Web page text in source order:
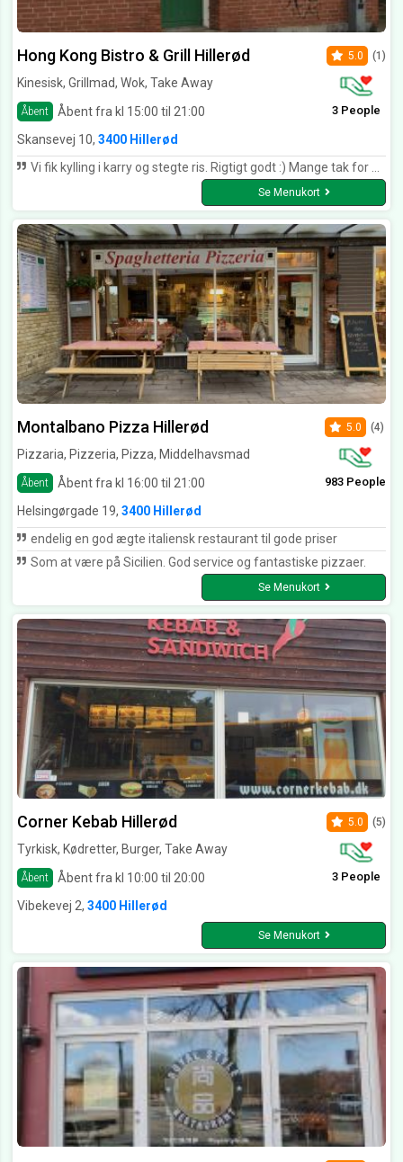
Hong Kong Bistro & Grill Hillerød
Kinesisk, Grillmad, Wok, Take Away
Åbent Åbent fra kl 15:00 til 21:00
5.0 (1)
3 People
Skansevej 10, 3400 Hillerød
Vi fik kylling i karry og stegte ris. Rigtigt godt :) Mange tak for mad.
Se Menukort
Montalbano Pizza Hillerød
Pizzaria, Pizzeria, Pizza, Middelhavsmad
Åbent Åbent fra kl 16:00 til 21:00
5.0 (4)
983 People
Helsingørgade 19, 3400 Hillerød
endelig en god ægte italiensk restaurant til gode priser
Som at være på Sicilien. God service og fantastiske pizzaer.
Se Menukort
Corner Kebab Hillerød
Tyrkisk, Kødretter, Burger, Take Away
Åbent Åbent fra kl 10:00 til 20:00
5.0 (5)
3 People
Vibekevej 2, 3400 Hillerød
Se Menukort